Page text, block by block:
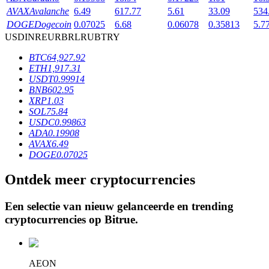
BTR-vergrendelingen
Exclusieve beleggingen voor BTR-houders
Leningen
Door crypto ondersteunde leenservice
AVAXAvalanche 6.49 617.77 5.61 33.09
DOGEDogecoin 0.07025 6.68 0.06078 0.35813
USDINREURBRLRUBTRY
BTC64,927.92
ETH1,917.31
USDT0.99914
BNB602.95
XRP1.03
SOL75.84
USDC0.99863
ADA0.19908
AVAX6.49
DOGE0.07025
Ontdek meer cryptocurrencies
Een selectie van nieuw gelanceerde en trending
cryptocurrencies op Bitrue.
AEON